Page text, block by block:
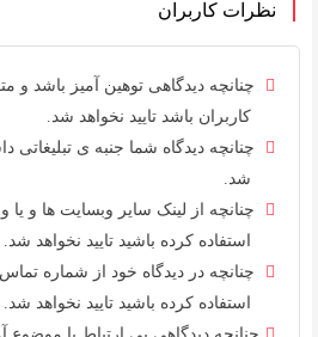
نظرات کاربران
چنانچه دیدگاهی توهین آمیز باشد و
کاربران باشد تایید نخواهد شد.
چنانچه دیدگاه شما جنبه ی تبلیغاتی
شد.
چنانچه از لینک سایر وبسایت ها و یا
استفاده کرده باشید تایید نخواهد شد.
چنانچه در دیدگاه خود از شماره
استفاده کرده باشید تایید نخواهد شد.